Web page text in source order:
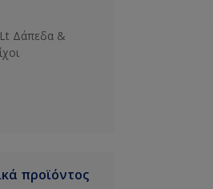
Δάπεδα &
προϊόντος